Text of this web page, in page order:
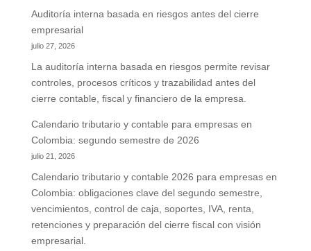
Auditoría interna basada en riesgos antes del cierre
empresarial
julio 27, 2026
La auditoría interna basada en riesgos permite revisar
controles, procesos críticos y trazabilidad antes del
cierre contable, fiscal y financiero de la empresa.
Calendario tributario y contable para empresas en
Colombia: segundo semestre de 2026
julio 21, 2026
Calendario tributario y contable 2026 para empresas en
Colombia: obligaciones clave del segundo semestre,
vencimientos, control de caja, soportes, IVA, renta,
retenciones y preparación del cierre fiscal con visión
empresarial.